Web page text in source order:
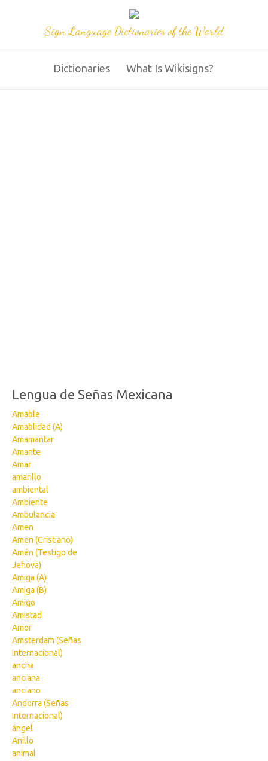
Sign Language Dictionaries of the World
Dictionaries What Is Wikisigns?
Lengua de Señas Mexicana
Amable
Amablidad (A)
Amamantar
Amante
Amar
amarillo
ambiental
Ambiente
Ambulancia
Amen
Amen (Cristiano)
Amén (Testigo de
Jehova)
Amiga (A)
Amiga (B)
Amigo
Amistad
Amor
Amsterdam (Señas
Internacional)
ancha
anciana
anciano
Andorra (Señas
Internacional)
ángel
Anillo
animal